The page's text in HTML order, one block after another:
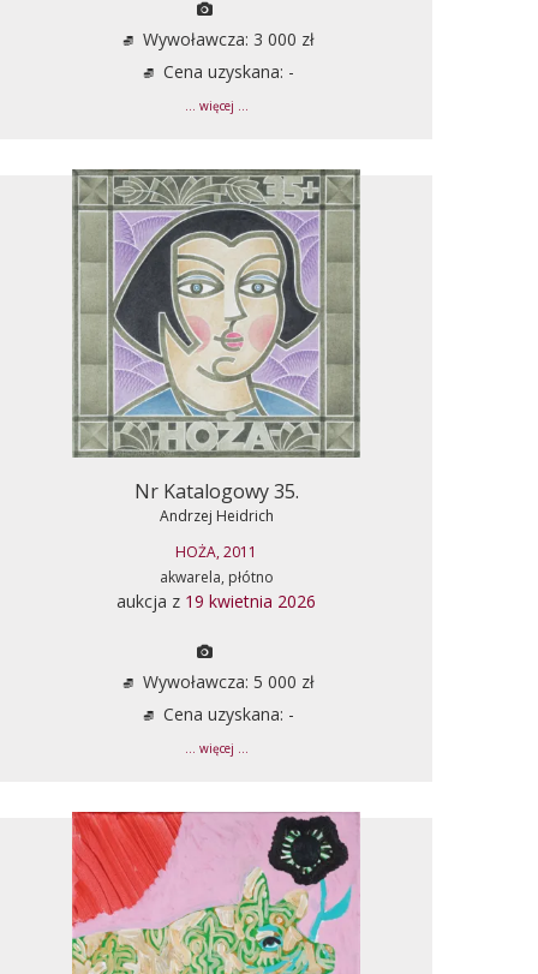
Wywoławcza: 3 000 zł
Cena uzyskana: -
... więcej ...
Nr Katalogowy 35.
Andrzej Heidrich
HOŻA, 2011
akwarela, płótno
aukcja z 19 kwietnia 2026
Wywoławcza: 5 000 zł
Cena uzyskana: -
... więcej ...